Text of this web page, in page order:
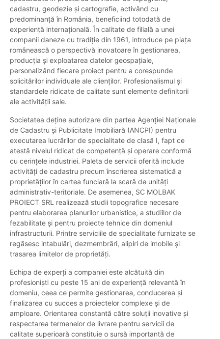
cadastru, geodezie și cartografie, activând cu
predominanță în România, beneficiind totodată de
experiență internațională. În calitate de filială a unei
companii daneze cu tradiție din 1961, introduce pe piața
românească o perspectivă inovatoare în gestionarea,
producția și exploatarea datelor geospațiale,
personalizând fiecare proiect pentru a corespunde
solicitărilor individuale ale clienților. Profesionalismul și
standardele ridicate de calitate sunt elemente definitorii
ale activității sale.
Societatea deține autorizare din partea Agenției Naționale
de Cadastru și Publicitate Imobiliară (ANCPI) pentru
executarea lucrărilor de specialitate de clasă I, fapt ce
atestă nivelul ridicat de competență și operare conformă
cu cerințele industriei. Paleta de servicii oferită include
activități de cadastru precum înscrierea sistematică a
proprietăților în cartea funciară la scară de unități
administrativ-teritoriale. De asemenea, SC MOLBAK
PROIECT SRL realizează studii topografice necesare
pentru elaborarea planurilor urbanistice, a studiilor de
fezabilitate și pentru proiecte tehnice din domeniul
infrastructurii. Printre serviciile de specialitate furnizate se
regăsesc intabulări, dezmembrări, alipiri de imobile și
trasarea limitelor de proprietăți.
Echipa de experți a companiei este alcătuită din
profesioniști cu peste 15 ani de experiență relevantă în
domeniu, ceea ce permite gestionarea, conducerea și
finalizarea cu succes a proiectelor complexe și de
amploare. Orientarea constantă către soluții inovative și
respectarea termenelor de livrare pentru servicii de
calitate superioară constituie o sursă importantă de